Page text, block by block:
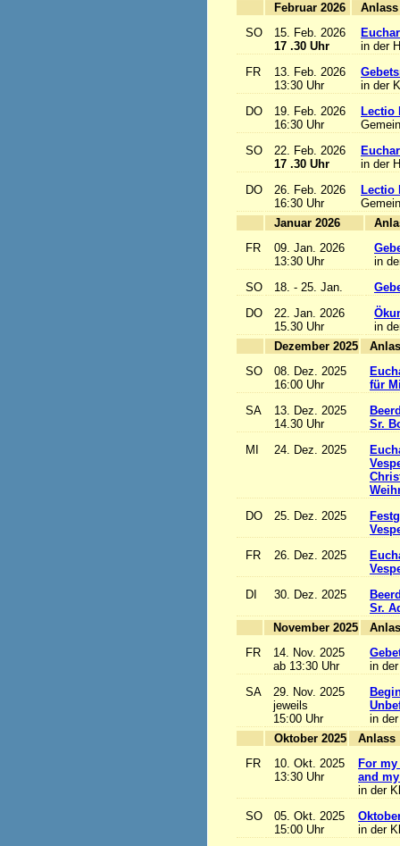
Februar 2026
SO
15. Feb. 2026
17 .30 Uhr
in der
FR
13. Feb. 2026
13:30 Uhr
in der
DO
19. Feb. 2026
16:30 Uhr
Lectio
SO
22. Feb. 2026
17 .30 Uhr
in der
DO
26. Feb. 2026
16:30 Uhr
Lectio
Januar 2026
FR
09. Jan. 2026
13:30 Uhr
in
SO
18. - 25. Jan.
DO
22. Jan. 2026
15.30 Uhr
in
Dezember 2025
SO
08. Dez. 2025
16:00 Uhr
für
SA
13. Dez. 2025
14.30 Uhr
Sr.
MI
24. Dez. 2025
DO
25. Dez. 2025
FR
26. Dez. 2025
DI
30. Dez. 2025
Sr.
November 2025
FR
14. Nov. 2025
ab 13:30 Uhr
in
SA
29. Nov. 2025
jeweils
15:00 Uhr
in
Oktober 2025
FR
10. Okt. 2025
13:30 Uhr
For
and
in der
SO
05. Okt. 2025
15:00 Uhr
in der